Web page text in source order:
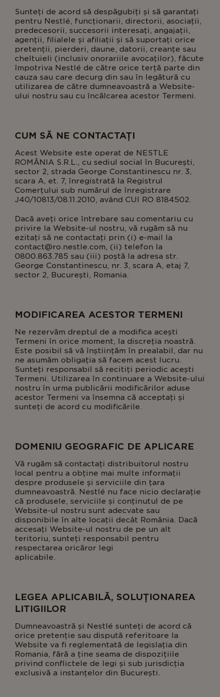
Sunteți de acord să despăgubiți și să garantați
pentru Nestlé, funcționarii, directorii, asociații,
predecesorii, succesorii interesați, angajații,
agenții, filialele și afiliații și să suportați orice
pretenții, pierderi, daune, datorii, creanțe sau
cheltuieli (inclusiv onorariile avocaților), făcute
împotriva Nestlé de către orice terță parte din
cauza sau care decurg din sau în legătură cu
utilizarea de către dumneavoastră a Website-
ului nostru sau cu încălcarea acestor Termeni.
CUM SĂ NE CONTACTAȚI
Acest Website este operat de NESTLE
ROMÂNIA S.R.L., cu sediul social în București,
sector 2, strada George Constantinescu nr. 3,
scara A, et. 7, înregistrată la Registrul
Comerțului sub numărul de înregistrare
J40/10813/08.11.2010, având CUI RO 8184502.
Dacă aveți orice întrebare sau comentariu cu
privire la Website-ul nostru, vă rugăm să nu
ezitați să ne contactați prin (i) e-mail la
contact@ro.nestle.com, (ii) telefon la
0800.863.785 sau (iii) poștă la adresa str.
George Constantinescu, nr. 3, scara A, etaj 7,
sector 2, București, Romania.
MODIFICAREA ACESTOR TERMENI
Ne rezervăm dreptul de a modifica acești
Termeni în orice moment, la discreția noastră.
Este posibil să vă înștiințăm în prealabil, dar nu
ne asumăm obligația să facem acest lucru.
Sunteți responsabil să recitiți periodic acești
Termeni. Utilizarea în continuare a Website-ului
nostru în urma publicării modificărilor aduse
acestor Termeni va însemna că acceptați și
sunteți de acord cu modificările.
DOMENIU GEOGRAFIC DE APLICARE
Vă rugăm să contactați distribuitorul nostru
local pentru a obține mai multe informații
despre produsele și serviciile din țara
dumneavoastră. Nestlé nu face nicio declarație
că produsele, serviciile și conținutul de pe
Website-ul nostru sunt adecvate sau
disponibile în alte locații decât România. Dacă
accesați Website-ul nostru de pe un alt
teritoriu, sunteți responsabil pentru
respectarea oricăror legi
LEGEA APLICABILĂ, SOLUȚIONAREA
LITIGIILOR
Dumneavoastră și Nestlé sunteți de acord că
orice pretenție sau dispută referitoare la
Website va fi reglementată de legislația din
Romania, fără a ține seama de dispozițiile
privind conflictele de legi și sub jurisdicția
exclusivă a instanțelor din București.